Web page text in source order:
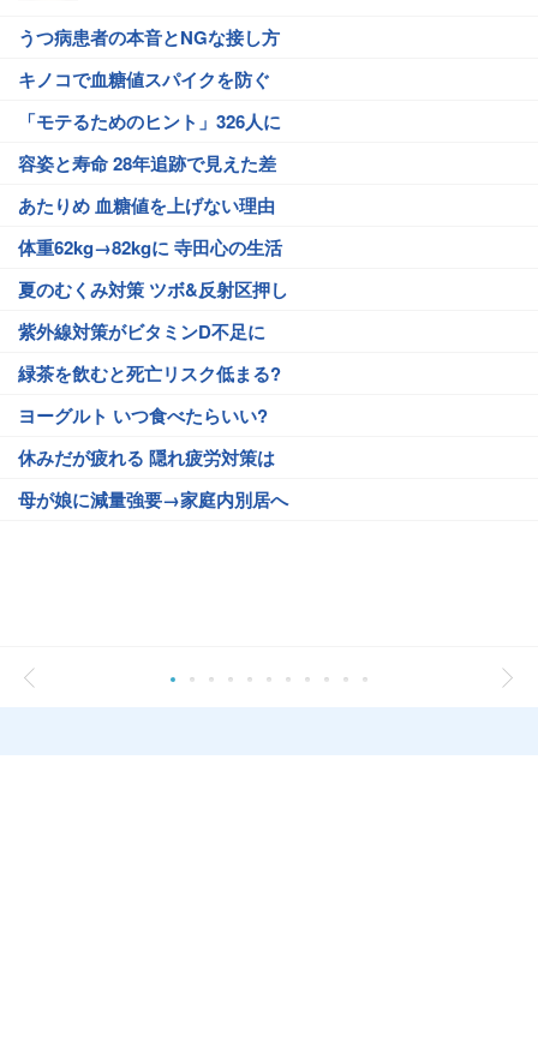
うつ病患者の本音とNGな接し方
キノコで血糖値スパイクを防ぐ
「モテるためのヒント」326人に
容姿と寿命 28年追跡で見えた差
あたりめ 血糖値を上げない理由
体重62kg→82kgに 寺田心の生活
夏のむくみ対策 ツボ&反射区押し
紫外線対策がビタミンD不足に
緑茶を飲むと死亡リスク低まる?
ヨーグルト いつ食べたらいい?
休みだが疲れる 隠れ疲労対策は
母が娘に減量強要→家庭内別居へ